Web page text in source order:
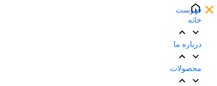
فهرست
خانه
درباره ما
محصولات